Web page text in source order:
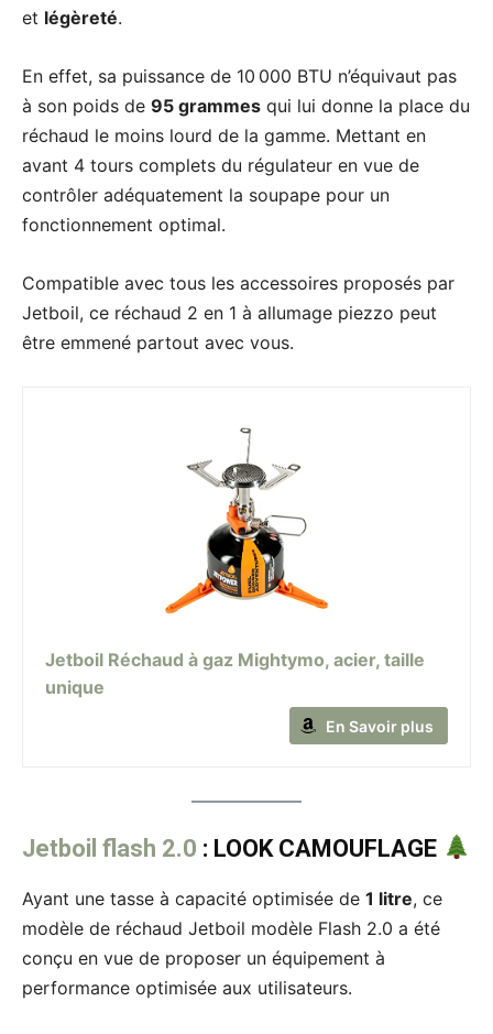
et légèreté.
En effet, sa puissance de 10 000 BTU n’équivaut pas
à son poids de 95 grammes qui lui donne la place du
réchaud le moins lourd de la gamme. Mettant en
avant 4 tours complets du régulateur en vue de
contrôler adéquatement la soupape pour un
fonctionnement optimal.
Compatible avec tous les accessoires proposés par
Jetboil, ce réchaud 2 en 1 à allumage piezzo peut
être emmené partout avec vous.
Jetboil Réchaud à gaz Mightymo, acier, taille
unique
En Savoir plus
Jetboil flash 2.0 : LOOK CAMOUFLAGE
Ayant une tasse à capacité optimisée de 1 litre, ce
modèle de réchaud Jetboil modèle Flash 2.0 a été
conçu en vue de proposer un équipement à
performance optimisée aux utilisateurs.